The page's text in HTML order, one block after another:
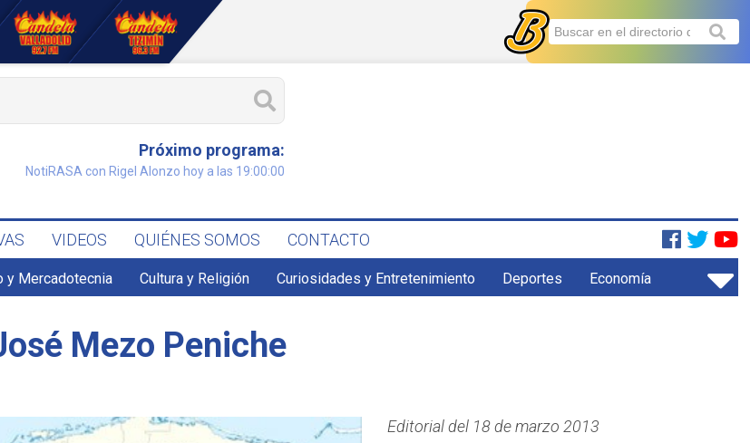
Próximo programa:
NotiRASA con Rigel Alonzo hoy a las 19:00:00
VIDEOS QUIÉNES SOMOS CONTACTO
y Mercadotecnia Cultura y Religión Curiosidades y Entretenimiento Deportes Economía
Mezo Peniche
Editorial del 18 de marzo 2013